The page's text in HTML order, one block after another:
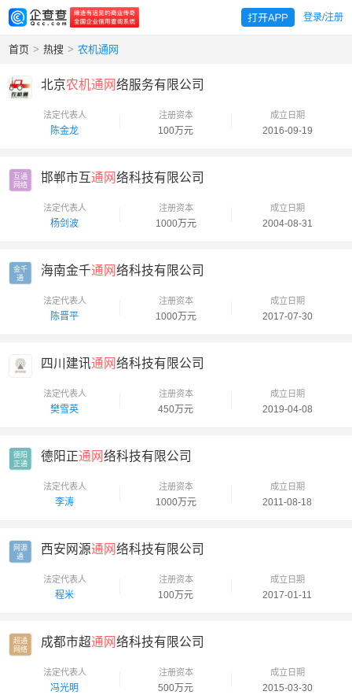
登录/注册
首页 > 热搜 > 农机通网
北京农机通网络服务有限公司
法定代表人
陈金龙
注册资本
100万元
成立日期
2016-09-19
互通
网络
邯郸市互通网络科技有限公司
法定代表人
杨剑波
注册资本
1000万元
成立日期
2004-08-31
金千
通
海南金千通网络科技有限公司
法定代表人
陈晋平
注册资本
1000万元
成立日期
2017-07-30
四川建讯通网络科技有限公司
法定代表人
樊雪英
注册资本
450万元
成立日期
2019-04-08
德阳
正通
德阳正通网络科技有限公司
法定代表人
李涛
注册资本
1000万元
成立日期
2011-08-18
网源
通
西安网源通网络科技有限公司
法定代表人
程米
注册资本
100万元
成立日期
2017-01-11
超通
网络
成都市超通网络科技有限公司
法定代表人
冯光明
注册资本
500万元
成立日期
2015-03-30